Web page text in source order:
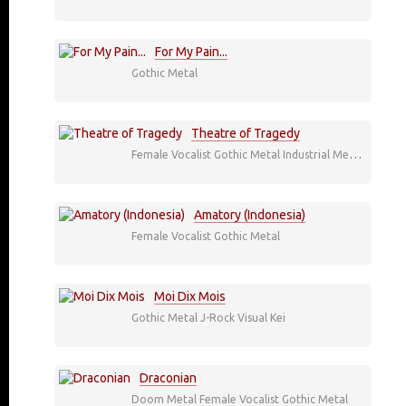
For My Pain...
Gothic Metal
Theatre of Tragedy
Female Vocalist Gothic Metal Industrial Metal
Amatory (Indonesia)
Female Vocalist Gothic Metal
Moi Dix Mois
Gothic Metal J-Rock Visual Kei
Draconian
Doom Metal Female Vocalist Gothic Metal